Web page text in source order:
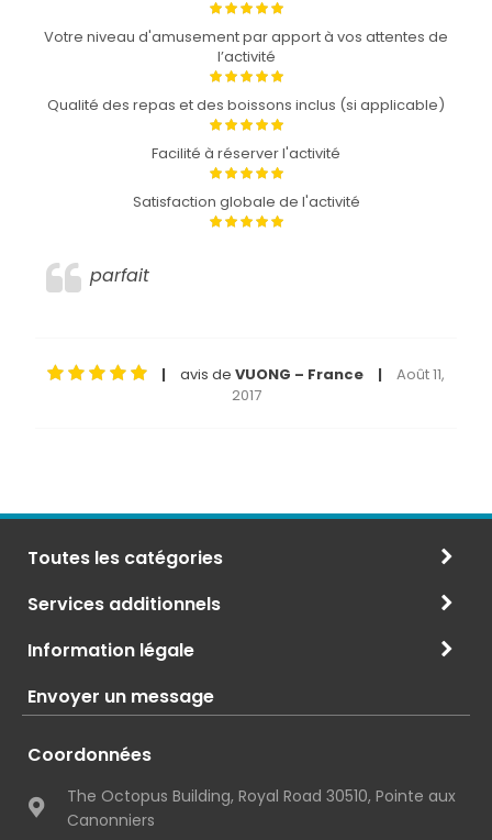
Votre niveau d'amusement par apport à vos attentes de
l’activité
Qualité des repas et des boissons inclus (si applicable)
Facilité à réserver l'activité
Satisfaction globale de l'activité
parfait
| avis de VUONG – France |
Août 11,
2017
Toutes les catégories
Services additionnels
Information légale
Envoyer un message
Coordonnées
The Octopus Building, Royal Road 30510, Pointe aux
Canonniers